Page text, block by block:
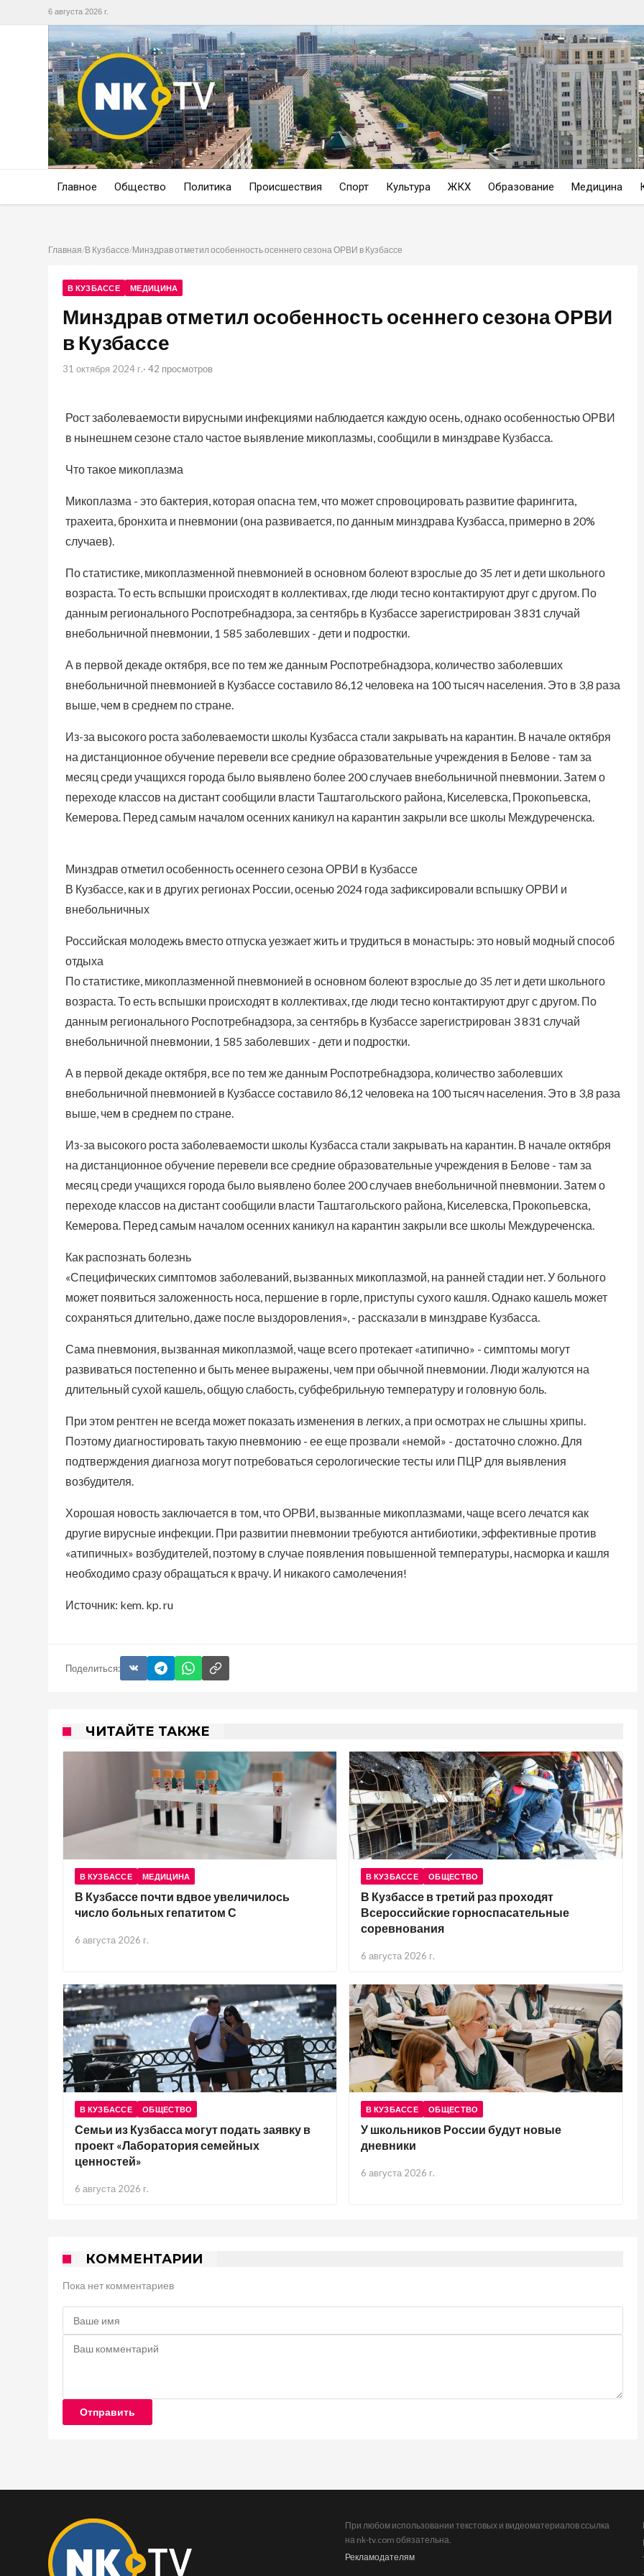
6 августа 2026 г.
Главное Общество Политика Происшествия Спорт Культура ЖКХ Образование Медицина
Главная/В Кузбассе/Минздрав отметил особенность осеннего сезона ОРВИ в Кузбассе
В КУЗБАССЕ МЕДИЦИНА
Минздрав отметил особенность осеннего сезона ОРВИ
в Кузбассе
31 октября 2024 г.· 42 просмотров
Рост заболеваемости вирусными инфекциями наблюдается каждую осень, однако особенностью ОРВИ
в нынешнем сезоне стало частое выявление микоплазмы, сообщили в минздраве Кузбасса.
Что такое микоплазма
Микоплазма - это бактерия, которая опасна тем, что может спровоцировать развитие фарингита,
трахеита, бронхита и пневмонии (она развивается, по данным минздрава Кузбасса, примерно в 20%
случаев).
По статистике, микоплазменной пневмонией в основном болеют взрослые до 35 лет и дети школьного
возраста. То есть вспышки происходят в коллективах, где люди тесно контактируют друг с другом. По
данным регионального Роспотребнадзора, за сентябрь в Кузбассе зарегистрирован 3 831 случай
внебольничной пневмонии, 1 585 заболевших - дети и подростки.
А в первой декаде октября, все по тем же данным Роспотребнадзора, количество заболевших
внебольничной пневмонией в Кузбассе составило 86,12 человека на 100 тысяч населения. Это в 3,8 раза
выше, чем в среднем по стране.
Из-за высокого роста заболеваемости школы Кузбасса стали закрывать на карантин. В начале октября
на дистанционное обучение перевели все средние образовательные учреждения в Белове - там за
месяц среди учащихся города было выявлено более 200 случаев внебольничной пневмонии. Затем о
переходе классов на дистант сообщили власти Таштагольского района, Киселевска, Прокопьевска,
Кемерова. Перед самым началом осенних каникул на карантин закрыли все школы Междуреченска.
Минздрав отметил особенность осеннего сезона ОРВИ в Кузбассе
В Кузбассе, как и в других регионах России, осенью 2024 года зафиксировали вспышку ОРВИ и
внебольничных
Российская молодежь вместо отпуска уезжает жить и трудиться в монастырь: это новый модный способ
отдыха
По статистике, микоплазменной пневмонией в основном болеют взрослые до 35 лет и дети школьного
возраста. То есть вспышки происходят в коллективах, где люди тесно контактируют друг с другом. По
данным регионального Роспотребнадзора, за сентябрь в Кузбассе зарегистрирован 3 831 случай
внебольничной пневмонии, 1 585 заболевших - дети и подростки.
А в первой декаде октября, все по тем же данным Роспотребнадзора, количество заболевших
внебольничной пневмонией в Кузбассе составило 86,12 человека на 100 тысяч населения. Это в 3,8 раза
выше, чем в среднем по стране.
Из-за высокого роста заболеваемости школы Кузбасса стали закрывать на карантин. В начале октября
на дистанционное обучение перевели все средние образовательные учреждения в Белове - там за
месяц среди учащихся города было выявлено более 200 случаев внебольничной пневмонии. Затем о
переходе классов на дистант сообщили власти Таштагольского района, Киселевска, Прокопьевска,
Кемерова. Перед самым началом осенних каникул на карантин закрыли все школы Междуреченска.
Как распознать болезнь
«Специфических симптомов заболеваний, вызванных микоплазмой, на ранней стадии нет. У больного
может появиться заложенность носа, першение в горле, приступы сухого кашля. Однако кашель может
сохраняться длительно, даже после выздоровления», - рассказали в минздраве Кузбасса.
Сама пневмония, вызванная микоплазмой, чаще всего протекает «атипично» - симптомы могут
развиваться постепенно и быть менее выражены, чем при обычной пневмонии. Люди жалуются на
длительный сухой кашель, общую слабость, субфебрильную температуру и головную боль.
При этом рентген не всегда может показать изменения в легких, а при осмотрах не слышны хрипы.
Поэтому диагностировать такую пневмонию - ее еще прозвали «немой» - достаточно сложно. Для
подтверждения диагноза могут потребоваться серологические тесты или ПЦР для выявления
возбудителя.
Хорошая новость заключается в том, что ОРВИ, вызванные микоплазмами, чаще всего лечатся как
другие вирусные инфекции. При развитии пневмонии требуются антибиотики, эффективные против
«атипичных» возбудителей, поэтому в случае появления повышенной температуры, насморка и кашля
необходимо сразу обращаться к врачу. И никакого самолечения!
Источник: kem. kp. ru
Поделиться:
ЧИТАЙТЕ ТАКЖЕ
В КУЗБАССЕ МЕДИЦИНА
В Кузбассе почти вдвое увеличилось
число больных гепатитом С
6 августа 2026 г.
В КУЗБАССЕ ОБЩЕСТВО
В Кузбассе в третий раз проходят
Всероссийские горноспасательные
соревнования
6 августа 2026 г.
В КУЗБАССЕ ОБЩЕСТВО
Семьи из Кузбасса могут подать заявку в
проект «Лаборатория семейных
ценностей»
6 августа 2026 г.
В КУЗБАССЕ ОБЩЕСТВО
У школьников России будут новые
дневники
6 августа 2026 г.
КОММЕНТАРИИ
Пока нет комментариев
Отправить
При любом использовании текстовых и видеоматериалов ссылка
на nk-tv.com обязательна.
Рекламодателям